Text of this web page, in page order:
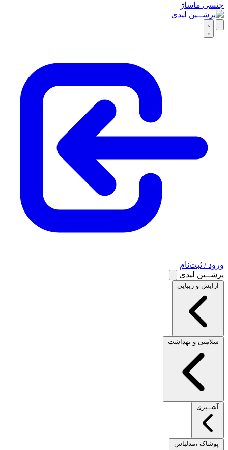
جنسی ماساژ
ورود / ثبت‌نام
پرشــین لیدی
آرایش و زیبایی
سلامتی و بهداشت
آشــپزی
پوشاک ،مدلباس